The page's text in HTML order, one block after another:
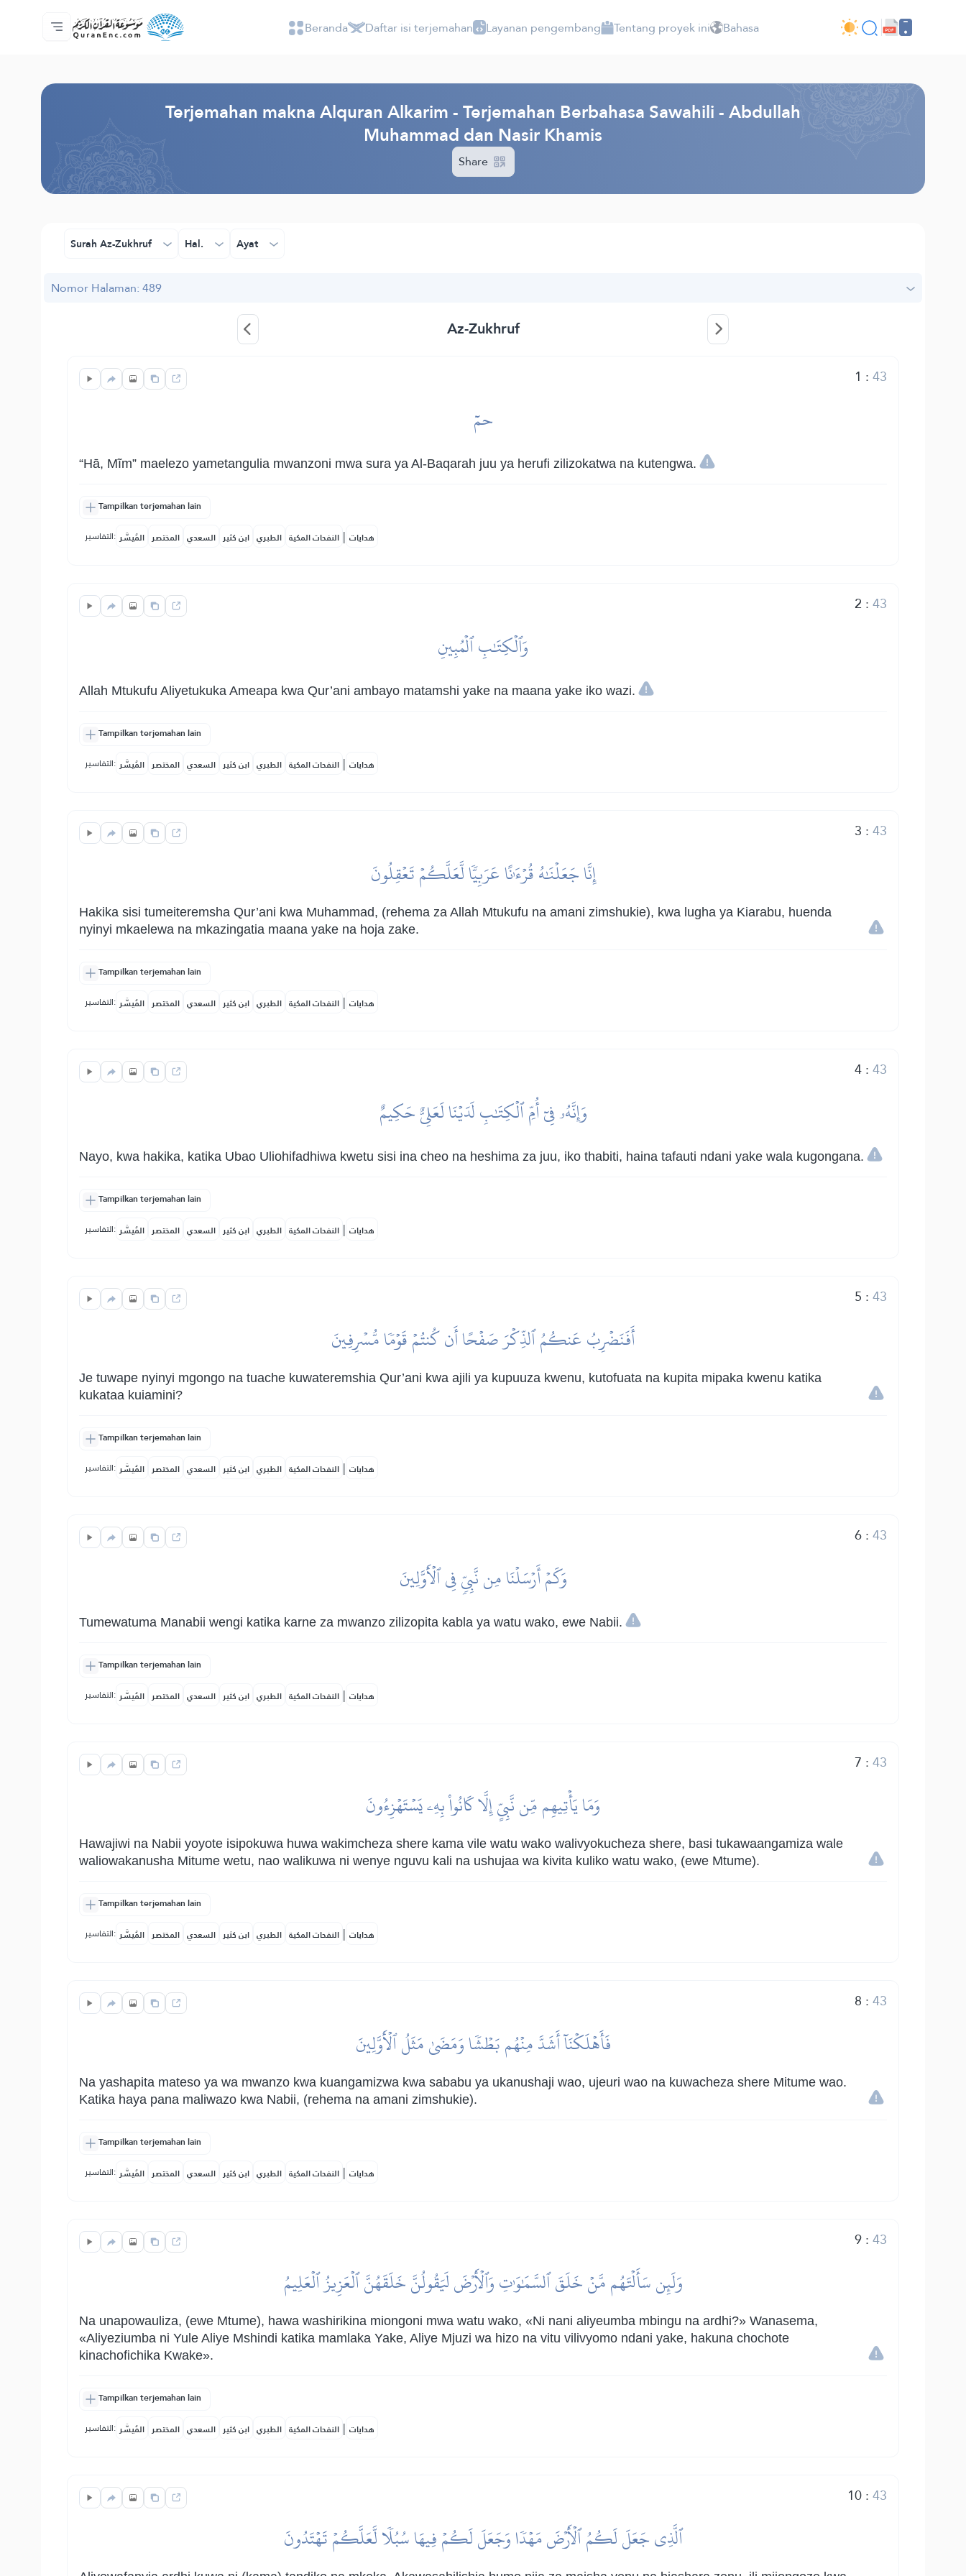
Beranda
Daftar isi terjemahan
Audio
Layanan pengembang - API
Tentang proyek ini
Hubungi kami
Bahasa Beranda Daftar isi terjemahan Layanan pengembang Tentang proyek ini Bahasa
Terjemahan makna Alquran Alkarim - Terjemahan Berbahasa Sawahili - Abdullah
Muhammad dan Nasir Khamis
Share
Surah Az-Zukhruf Hal. Ayat
Nomor Halaman: 489
Az-Zukhruf
1 :43
حمٓ
“Hā, Mĩm” maelezo yametangulia mwanzoni mwa sura ya Al-Baqarah juu ya herufi zilizokatwa na kutengwa.
Tampilkan terjemahan lain
التفاسير: المُيسَّر المختصر السعدي ابن كثير الطبري النفحات المكية | هدايات
2 :43
وَٱلۡكِتَٰبِ ٱلۡمُبِينِ
Allah Mtukufu Aliyetukuka Ameapa kwa Qur’ani ambayo matamshi yake na maana yake iko wazi.
Tampilkan terjemahan lain
التفاسير: المُيسَّر المختصر السعدي ابن كثير الطبري النفحات المكية | هدايات
3 :43
إِنَّا جَعَلۡنَٰهُ قُرۡءَٰنًا عَرَبِيّٗا لَّعَلَّكُمۡ تَعۡقِلُونَ
Hakika sisi tumeiteremsha Qur’ani kwa Muhammad, (rehema za Allah Mtukufu na amani zimshukie), kwa lugha ya Kiarabu, huenda
nyinyi mkaelewa na mkazingatia maana yake na hoja zake.
Tampilkan terjemahan lain
التفاسير: المُيسَّر المختصر السعدي ابن كثير الطبري النفحات المكية | هدايات
4:43
وَإِنَّهُۥ فِيٓ أُمِّ ٱلۡكِتَٰبِ لَدَيۡنَا لَعَلِيٌّ حَكِيمٌ
Nayo, kwa hakika, katika Ubao Uliohifadhiwa kwetu sisi ina cheo na heshima za juu, iko thabiti, haina tafauti ndani yake wala kugongana.
Tampilkan terjemahan lain
التفاسير: المُيسَّر المختصر السعدي ابن كثير الطبري النفحات المكية | هدايات
5 :43
أَفَنَضۡرِبُ عَنكُمُ ٱلذِّكۡرَ صَفۡحًا أَن كُنتُمۡ قَوۡمٗا مُّسۡرِفِينَ
Je tuwape nyinyi mgongo na tuache kuwateremshia Qur’ani kwa ajili ya kupuuza kwenu, kutofuata na kupita mipaka kwenu katika
kukataa kuiamini?
Tampilkan terjemahan lain
التفاسير: المُيسَّر المختصر السعدي ابن كثير الطبري النفحات المكية | هدايات
6:43
وَكَمۡ أَرۡسَلۡنَا مِن نَّبِيّٖ فِي ٱلۡأَوَّلِينَ
Tumewatuma Manabii wengi katika karne za mwanzo zilizopita kabla ya watu wako, ewe Nabii.
Tampilkan terjemahan lain
التفاسير: المُيسَّر المختصر السعدي ابن كثير الطبري النفحات المكية | هدايات
7 :43
وَمَا يَأۡتِيهِم مِّن نَّبِيٍّ إِلَّا كَانُواْ بِهِۦ يَسۡتَهۡزِءُونَ
Hawajiwi na Nabii yoyote isipokuwa huwa wakimcheza shere kama vile watu wako walivyokucheza shere, basi tukawaangamiza wale
waliowakanusha Mitume wetu, nao walikuwa ni wenye nguvu kali na ushujaa wa kivita kuliko watu wako, (ewe Mtume).
Tampilkan terjemahan lain
التفاسير: المُيسَّر المختصر السعدي ابن كثير الطبري النفحات المكية | هدايات
8 :43
فَأَهۡلَكۡنَآ أَشَدَّ مِنۡهُم بَطۡشٗا وَمَضَىٰ مَثَلُ ٱلۡأَوَّلِينَ
Na yashapita mateso ya wa mwanzo kwa kuangamizwa kwa sababu ya ukanushaji wao, ujeuri wao na kuwacheza shere Mitume wao.
Katika haya pana maliwazo kwa Nabii, (rehema na amani zimshukie).
Tampilkan terjemahan lain
التفاسير: المُيسَّر المختصر السعدي ابن كثير الطبري النفحات المكية | هدايات
9:43
وَلَئِن سَأَلۡتَهُم مَّنۡ خَلَقَ ٱلسَّمَٰوَٰتِ وَٱلۡأَرۡضَ لَيَقُولُنَّ خَلَقَهُنَّ ٱلۡعَزِيزُ ٱلۡعَلِيمُ
Na unapowauliza, (ewe Mtume), hawa washirikina miongoni mwa watu wako, «Ni nani aliyeumba mbingu na ardhi?» Wanasema,
«Aliyeziumba ni Yule Aliye Mshindi katika mamlaka Yake, Aliye Mjuzi wa hizo na vitu vilivyomo ndani yake, hakuna chochote
kinachofichika Kwake».
Tampilkan terjemahan lain
التفاسير: المُيسَّر المختصر السعدي ابن كثير الطبري النفحات المكية | هدايات
10:43
ٱلَّذِي جَعَلَ لَكُمُ ٱلۡأَرۡضَ مَهۡدٗا وَجَعَلَ لَكُمۡ فِيهَا سُبُلٗا لَّعَلَّكُمۡ تَهۡتَدُونَ